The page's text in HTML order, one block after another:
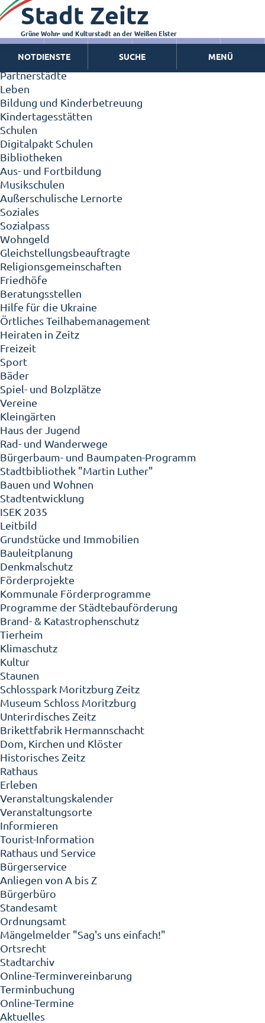
Zeitz - Die Kleinstadt
Willkommen in Zeitz!
Interview mit Oberbürgermeister Christian Thieme
Zeitz - Stadt der Zukunft
Ortschaften
Partnerstädte
Leben
Bildung und Kinderbetreuung
Kindertagesstätten
Schulen
Digitalpakt Schulen
Bibliotheken
Aus- und Fortbildung
Musikschulen
Außerschulische Lernorte
Soziales
Sozialpass
Wohngeld
Gleichstellungsbeauftragte
Religionsgemeinschaften
Friedhöfe
Beratungsstellen
Hilfe für die Ukraine
Örtliches Teilhabemanagement
Heiraten in Zeitz
Freizeit
Sport
Bäder
Spiel- und Bolzplätze
Vereine
Kleingärten
Haus der Jugend
Rad- und Wanderwege
Bürgerbaum- und Baumpaten-Programm
Stadtbibliothek "Martin Luther"
Bauen und Wohnen
Stadtentwicklung
ISEK 2035
Leitbild
Grundstücke und Immobilien
Bauleitplanung
Denkmalschutz
Förderprojekte
Kommunale Förderprogramme
Programme der Städtebauförderung
Brand- & Katastrophenschutz
Tierheim
Klimaschutz
Kultur
Staunen
Schlosspark Moritzburg Zeitz
Museum Schloss Moritzburg
Unterirdisches Zeitz
Brikettfabrik Hermannschacht
Dom, Kirchen und Klöster
Historisches Zeitz
Rathaus
Erleben
Veranstaltungskalender
Veranstaltungsorte
Informieren
Tourist-Information
Rathaus und Service
Bürgerservice
Anliegen von A bis Z
Bürgerbüro
Standesamt
Ordnungsamt
Mängelmelder "Sag's uns einfach!"
Ortsrecht
Stadtarchiv
Online-Terminvereinbarung
Terminbuchung
Online-Termine
Aktuelles
Stadt Zeitz
Grüne Wohn- und Kulturstadt an der Weißen Elster
NOTDIENSTE SUCHE MENÜ